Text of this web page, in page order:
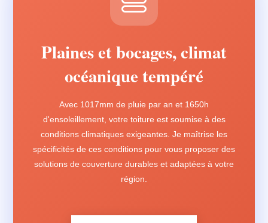
Plaines et bocages, climat
océanique tempéré
Avec 1017mm de pluie par an et 1650h
d'ensoleillement, votre toiture est soumise à des
conditions climatiques exigeantes. Je maîtrise les
spécificités de ces conditions pour vous proposer des
solutions de couverture durables et adaptées à votre
région.